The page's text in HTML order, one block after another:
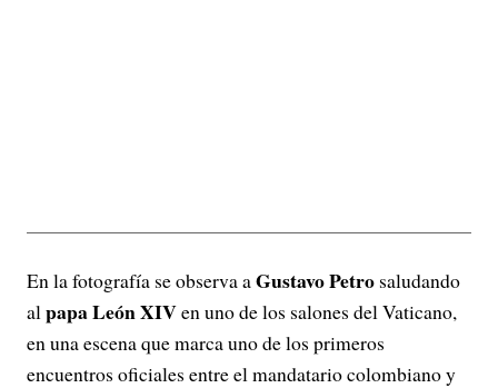
En la fotografía se observa aGustavo Petro saludando
al papa León XIVen uno de los salones del Vaticano,
en una escena que marca uno de los primeros
encuentros oficiales entre el mandatario colombiano y